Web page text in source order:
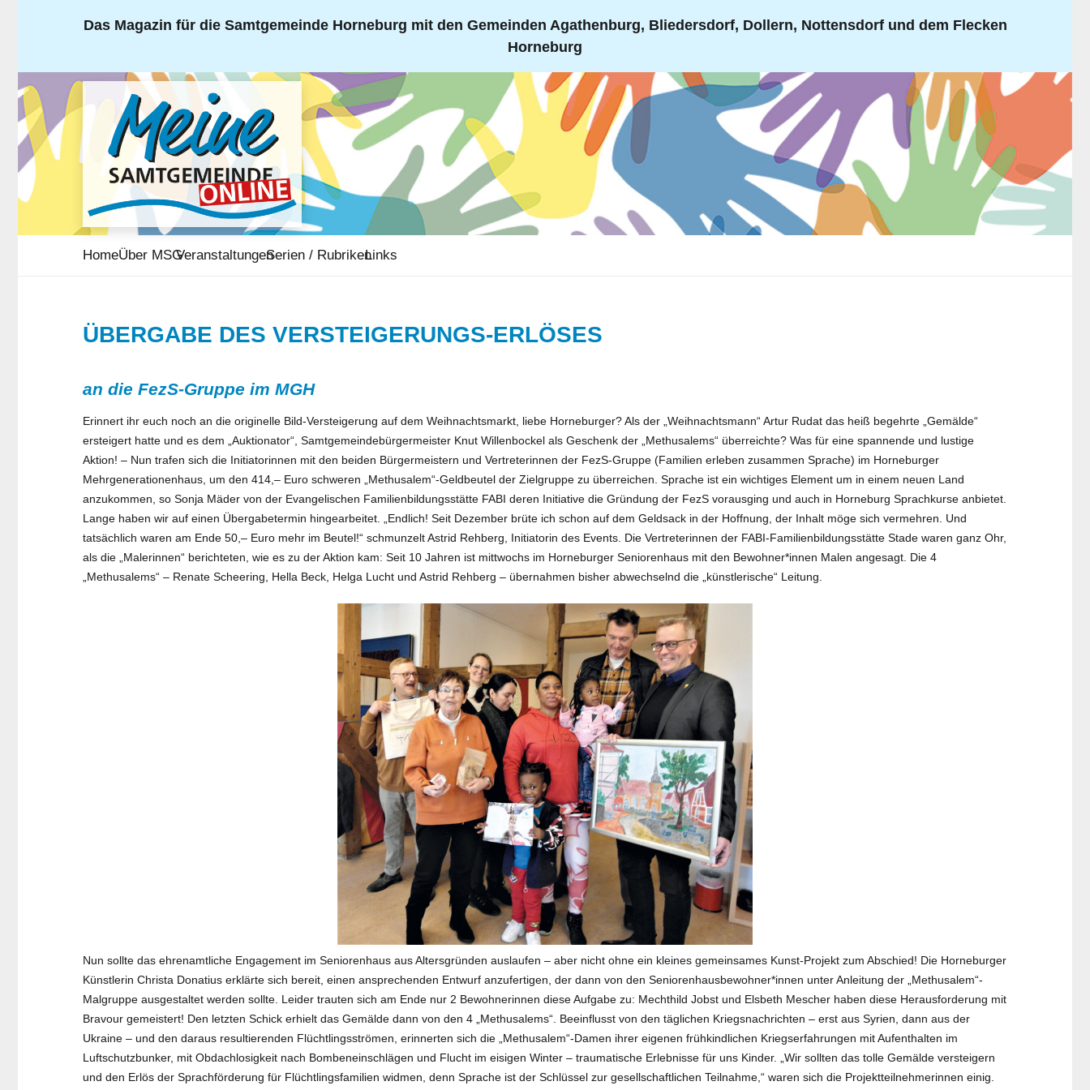
Das Magazin für die Samtgemeinde Horneburg mit den Gemeinden Agathenburg, Bliedersdorf, Dollern, Nottensdorf und dem Flecken
Horneburg
HomeÜber MSGVeranstaltungenSerien / RubrikenLinks
ÜBERGABE DES VERSTEIGERUNGS-ERLÖSES
an die FezS-Gruppe im MGH
Erinnert ihr euch noch an die originelle Bild-Versteigerung auf dem Weihnachtsmarkt, liebe Horneburger? Als der „Weihnachtsmann“ Artur Rudat das heiß begehrte „Gemälde“
ersteigert hatte und es dem „Auktionator“, Samtgemeindebürgermeister Knut Willenbockel als Geschenk der „Methusalems“ überreichte? Was für eine spannende und lustige
Aktion! – Nun trafen sich die Initiatorinnen mit den beiden Bürgermeistern und Vertreterinnen der FezS-Gruppe (Familien erleben zusammen Sprache) im Horneburger
Mehrgenerationenhaus, um den 414,– Euro schweren „Methusalem“-Geldbeutel der Zielgruppe zu überreichen. Sprache ist ein wichtiges Element um in einem neuen Land
anzukommen, so Sonja Mäder von der Evangelischen Familienbildungsstätte FABI deren Initiative die Gründung der FezS vorausging und auch in Horneburg Sprachkurse anbietet.
Lange haben wir auf einen Übergabetermin hingearbeitet. „Endlich! Seit Dezember brüte ich schon auf dem Geldsack in der Hoffnung, der Inhalt möge sich vermehren. Und
tatsächlich waren am Ende 50,– Euro mehr im Beutel!“ schmunzelt Astrid Rehberg, Initiatorin des Events. Die Vertreterinnen der FABI-Familienbildungsstätte Stade waren ganz Ohr,
als die „Malerinnen“ berichteten, wie es zu der Aktion kam: Seit 10 Jahren ist mittwochs im Horneburger Seniorenhaus mit den Bewohner*innen Malen angesagt. Die 4
„Methusalems“ – Renate Scheering, Hella Beck, Helga Lucht und Astrid Rehberg – übernahmen bisher abwechselnd die „künstlerische“ Leitung.
Nun sollte das ehrenamtliche Engagement im Seniorenhaus aus Altersgründen auslaufen – aber nicht ohne ein kleines gemeinsames Kunst-Projekt zum Abschied! Die Horneburger
Künstlerin Christa Donatius erklärte sich bereit, einen ansprechenden Entwurf anzufertigen, der dann von den Seniorenhausbewohner*innen unter Anleitung der „Methusalem“-
Malgruppe ausgestaltet werden sollte. Leider trauten sich am Ende nur 2 Bewohnerinnen diese Aufgabe zu: Mechthild Jobst und Elsbeth Mescher haben diese Herausforderung mit
Bravour gemeistert! Den letzten Schick erhielt das Gemälde dann von den 4 „Methusalems“. Beeinflusst von den täglichen Kriegsnachrichten – erst aus Syrien, dann aus der
Ukraine – und den daraus resultierenden Flüchtlingsströmen, erinnerten sich die „Methusalem“-Damen ihrer eigenen frühkindlichen Kriegserfahrungen mit Aufenthalten im
Luftschutzbunker, mit Obdachlosigkeit nach Bombeneinschlägen und Flucht im eisigen Winter – traumatische Erlebnisse für uns Kinder. „Wir sollten das tolle Gemälde versteigern
und den Erlös der Sprachförderung für Flüchtlingsfamilien widmen, denn Sprache ist der Schlüssel zur gesellschaftlichen Teilnahme,“ waren sich die Projektteilnehmerinnen einig.